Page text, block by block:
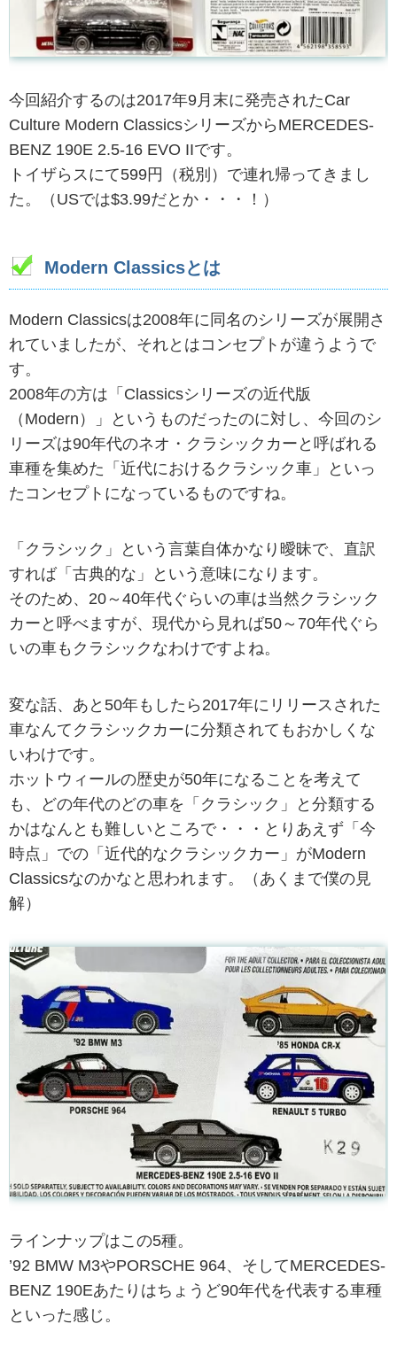
今回紹介するのは2017年9月末に発売されたCar
Culture Modern ClassicsシリーズからMERCEDES-
BENZ 190E 2.5-16 EVO IIです。
トイザらスにて599円（税別）で連れ帰ってきまし
た。（USでは$3.99だとか・・・！）
Modern Classicsとは
Modern Classicsは2008年に同名のシリーズが展開さ
れていましたが、それとはコンセプトが違うようで
す。
2008年の方は「Classicsシリーズの近代版
（Modern）」というものだったのに対し、今回のシ
リーズは90年代のネオ・クラシックカーと呼ばれる
車種を集めた「近代におけるクラシック車」といっ
たコンセプトになっているものですね。
「クラシック」という言葉自体かなり曖昧で、直訳
すれば「古典的な」という意味になります。
そのため、20～40年代ぐらいの車は当然クラシック
カーと呼べますが、現代から見れば50～70年代ぐら
いの車もクラシックなわけですよね。
変な話、あと50年もしたら2017年にリリースされた
車なんてクラシックカーに分類されてもおかしくな
いわけです。
ホットウィールの歴史が50年になることを考えて
も、どの年代のどの車を「クラシック」と分類する
かはなんとも難しいところで・・・とりあえず「今
時点」での「近代的なクラシックカー」がModern
Classicsなのかなと思われます。（あくまで僕の見
解）
ラインナップはこの5種。
’92 BMW M3やPORSCHE 964、そしてMERCEDES-
BENZ 190Eあたりはちょうど90年代を代表する車種
といった感じ。